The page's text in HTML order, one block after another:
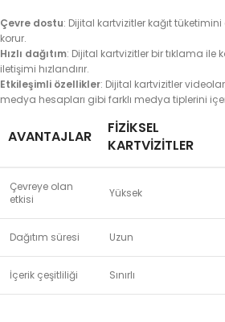
Çevre dostu: Dijital kartvizitler kağıt
korur.
Hızlı dağıtım: Dijital kartvizitler bir tıklama ile
iletişimi hızlandırır.
Etkileşimli özellikler: Dijital kartvizitler
medya hesapları gibi farklı medya tiplerini
AVANTAJLAR
FIZIKSEL
KARTVIZITLER
Çevreye olan
etkisi
Yüksek
Dağıtım süresi Uzun
İçerik çeşitliliği Sınırlı